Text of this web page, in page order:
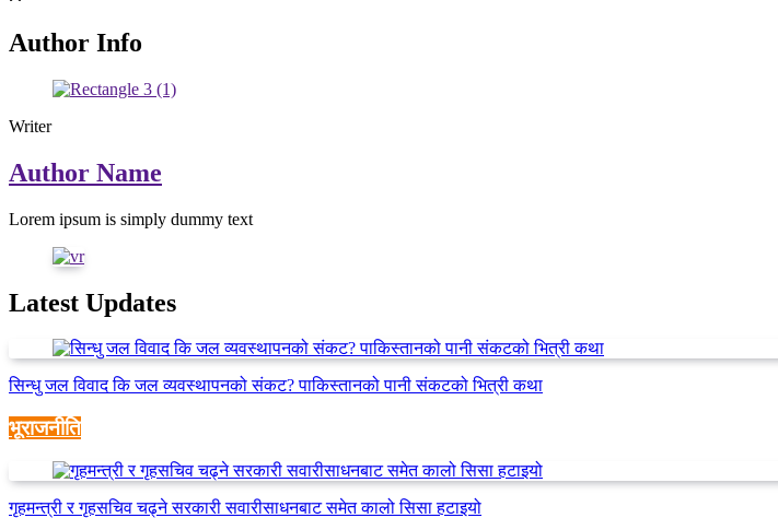
Author Info
Writer
Author Name
Lorem ipsum is simply dummy text
Latest Updates
सिन्धु जल विवाद कि जल व्यवस्थापनको संकट? पाकिस्तानको पानी संकटको भित्री कथा
भूराजनीति
गृहमन्त्री र गृहसचिव चढ्ने सरकारी सवारीसाधनबाट समेत कालो सिसा हटाइयो